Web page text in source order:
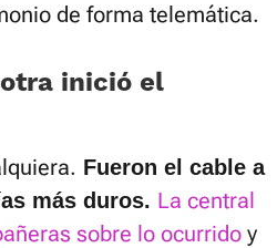
de forma telemática.
inició el
Fueron el cable a
más duros. La central
sobre lo ocurrido y